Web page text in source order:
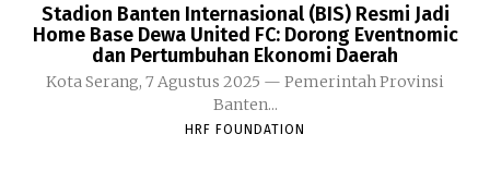
Stadion Banten Internasional (BIS) Resmi Jadi
Home Base Dewa United FC: Dorong Eventnomic
dan Pertumbuhan Ekonomi Daerah
Kota Serang, 7 Agustus 2025 — Pemerintah Provinsi
Banten...
HRF FOUNDATION